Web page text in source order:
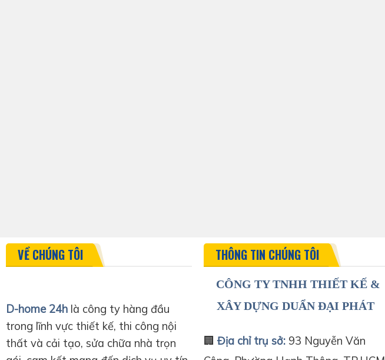
VỀ CHÚNG TÔI
D-home 24h là công ty hàng đầu
trong lĩnh vực thiết kế, thi công nội
thất và cải tạo, sửa chữa nhà trọn
THÔNG TIN CHÚNG TÔI
CÔNG TY TNHH THIẾT KẾ &
XÂY DỰNG DUẨN ĐẠI PHÁT
🏢 Địa chỉ trụ sở: 93 Nguyễn Văn